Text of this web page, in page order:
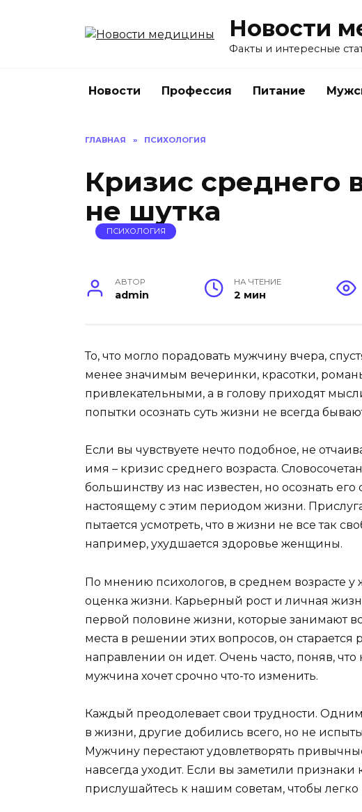
Новости
Факты и интересные
Новости Профессия Питание
ГЛАВНАЯ » ПСИХОЛОГИЯ
Кризис среднего
не шутка
ПСИХОЛОГИЯ
АВТОР
admin
НА ЧТЕНИЕ
2 мин
То, что могло порадовать мужчину вчера,
менее значимым вечеринки, красотки,
привлекательными, а в голову приходят
попытки осознать суть жизни не всегда
Если вы чувствуете нечто подобное, не
имя – кризис среднего возраста.
большинству из нас известен, но осознать
настоящему с этим периодом жизни.
пытается усмотреть, что в жизни не все так
например, ухудшается здоровье женщины.
По мнению психологов, в среднем возрасте
оценка жизни. Карьерный рост и личная
первой половине жизни, которые занимают
места в решении этих вопросов, он старается
направлении он идет. Очень часто, поняв, что
мужчина хочет срочно что-то изменить.
Каждый преодолевает свои трудности.
в жизни, другие добились всего, но не
Мужчину перестают удовлетворять
навсегда уходит. Если вы заметили признаки
прислушайтесь к нашим советам, чтобы